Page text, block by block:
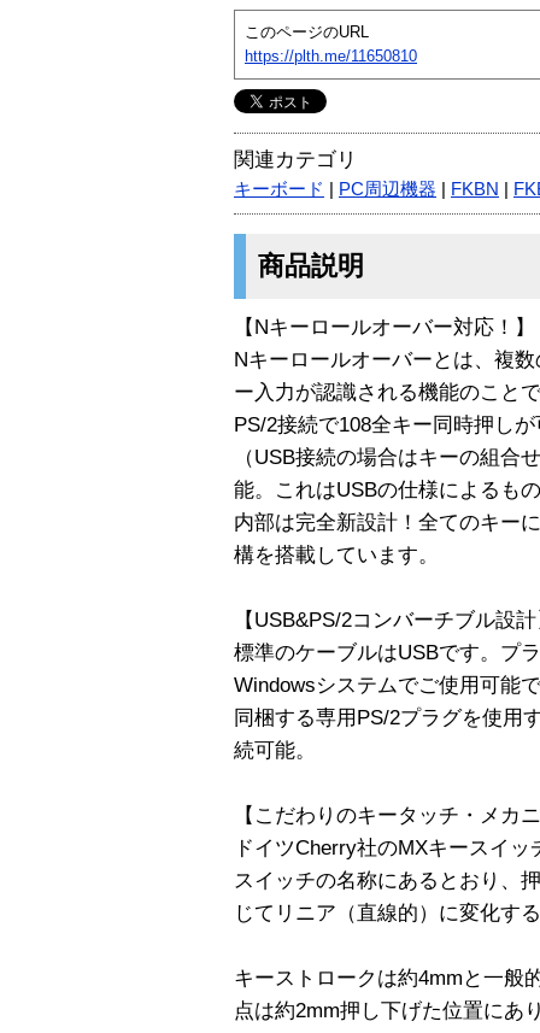
このページのURL
https://plth.me/11650810
関連カテゴリ
キーボード PC周辺機器 FKBN
商品説明
【Nキーロールオーバー対応！】
Nキーロールオーバーとは、複
ー入力が認識される機能のこと
PS/2接続で108全キー同時押し
（USB接続の場合はキーの組合
能。これはUSBの仕様によるも
内部は完全新設計！全てのキー
構を搭載しています。
【USB&PS/2コンバーチブル設
標準のケーブルはUSBです。プ
Windowsシステムでご使用可能
同梱する専用PS/2プラグを使用
続可能。
【こだわりのキータッチ・メカ
ドイツCherry社のMXキースイ
スイッチの名称にあるとおり、
じてリニア（直線的）に変化す
キーストロークは約4mmと一般
点は約2mm押し下げた位置にあ